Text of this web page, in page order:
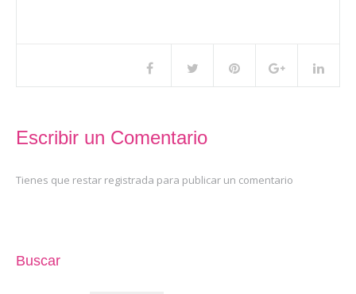
Escribir un Comentario
Tienes que restar registrada para publicar un comentario
Buscar